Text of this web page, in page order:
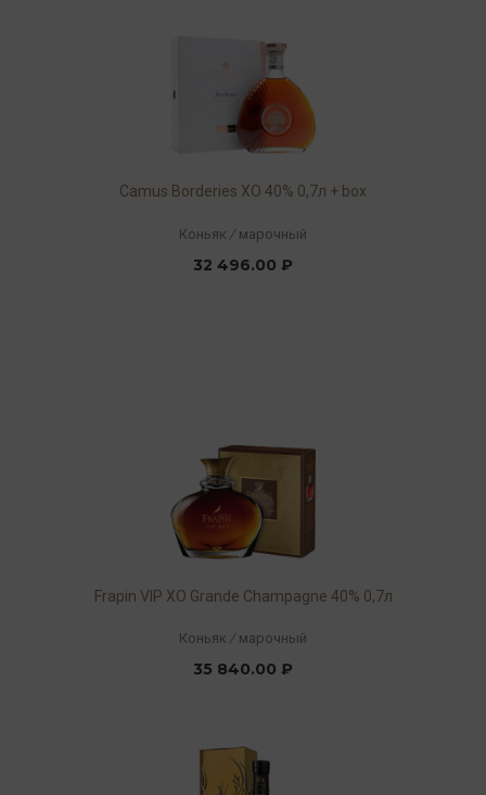
Camus Borderies XO 40% 0,7л + box
Коньяк / марочный
32 496.00 ₽
Frapin VIP XO Grande Champagne 40% 0,7л
Коньяк / марочный
35 840.00 ₽